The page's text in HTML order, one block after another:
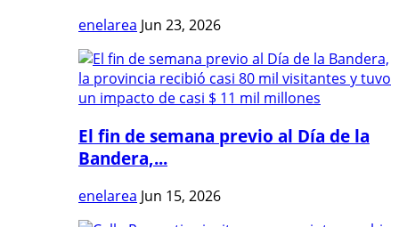
enelarea Jun 23, 2026
El fin de semana previo al Día de la
Bandera,...
enelarea Jun 15, 2026